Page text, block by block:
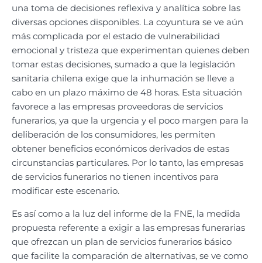
una toma de decisiones reflexiva y analítica sobre las
diversas opciones disponibles. La coyuntura se ve aún
más complicada por el estado de vulnerabilidad
emocional y tristeza que experimentan quienes deben
tomar estas decisiones, sumado a que la legislación
sanitaria chilena exige que la inhumación se lleve a
cabo en un plazo máximo de 48 horas. Esta situación
favorece a las empresas proveedoras de servicios
funerarios, ya que la urgencia y el poco margen para la
deliberación de los consumidores, les permiten
obtener beneficios económicos derivados de estas
circunstancias particulares. Por lo tanto, las empresas
de servicios funerarios no tienen incentivos para
modificar este escenario.
Es así como a la luz del informe de la FNE, la medida
propuesta referente a exigir a las empresas funerarias
que ofrezcan un plan de servicios funerarios básico
que facilite la comparación de alternativas, se ve como